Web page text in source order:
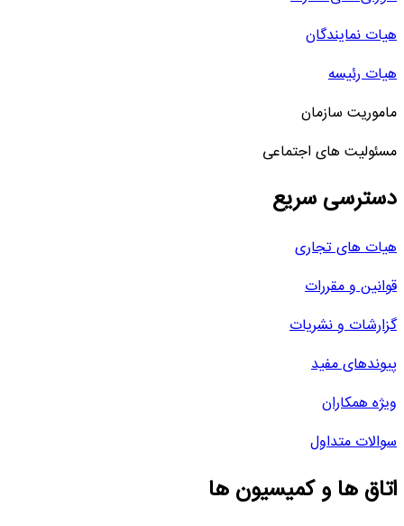
هیات نمایندگان
هیات رئیسه
ماموریت سازمان
مسئولیت های اجتماعی
دسترسی سریع
هیات های تجاری
قوانین و مقررات
گزارشات و نشریات
پیوندهای مفید
ویژه همکاران
سوالات متداول
اتاق ها و کمیسیون ها